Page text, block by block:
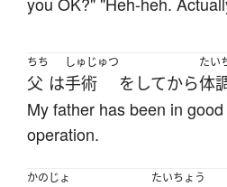
ちち
父 は
しゅじゅつ
手術 を してから
たい
体
My father has been in
operation.
かのじょ
たいちょう